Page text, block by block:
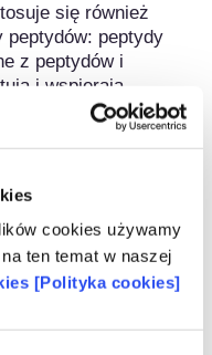
cookies używamy
ten temat w naszej
[Polityka cookies]
się również
peptydów: peptydy
z peptydów i
i wspierają
kolagenu
ważną rolę
cery i
substancji